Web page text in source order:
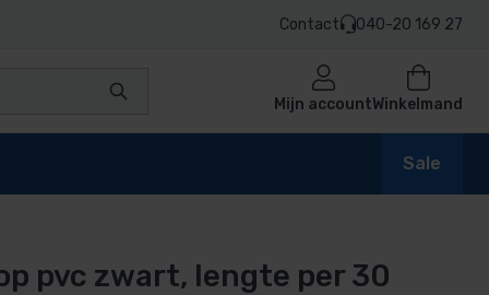
Contact 040-20 169 27
Mijn accountWinkelmand
Sale
pvc zwart, lengte per 30